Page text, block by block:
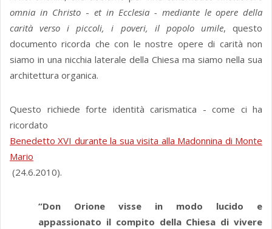
omnia in Christo - et in Ecclesia - mediante le opere della
carità verso i piccoli, i poveri, il popolo umile, questo
documento ricorda che con le nostre opere di carità non
siamo in una nicchia laterale della Chiesa ma siamo nella sua
architettura organica.
Questo richiede forte identità carismatica - come ci ha
ricordato
Benedetto XVI durante la sua visita alla Madonnina di Monte
Mario
(24.6.2010).
“Don Orione visse in modo lucido e
appassionato il compito della Chiesa di vivere